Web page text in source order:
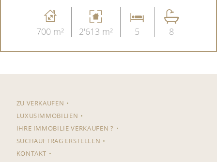
700 m² 2'613 m² 5 8
ZU VERKAUFEN
LUXUSIMMOBILIEN
IHRE IMMOBILIE VERKAUFEN ?
SUCHAUFTRAG ERSTELLEN
KONTAKT